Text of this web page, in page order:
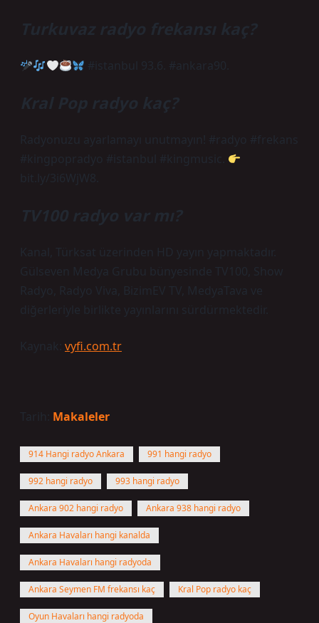
Turkuvaz radyo frekansı kaç?
#istanbul 93.6. #ankara90.
Kral Pop radyo kaç?
Radyonuzu ayarlamayı unutmayın! #radyo #frekans
#kingpopradyo #istanbul #kingmusic.
bit.ly/3i6WjW8.
TV100 radyo var mı?
Kanal, Türksat üzerinden HD yayın yapmaktadır.
Gülseven Medya Grubu bünyesinde TV100, Show
Radyo, Radyo Viva, BizimEV TV, MedyaTava ve
diğerleriyle birlikte yayınlarını sürdürmektedir.
Kaynak: vyfi.com.tr
Tarih: Makaleler
914 Hangi radyo Ankara 991 hangi radyo
992 hangi radyo 993 hangi radyo
Ankara 902 hangi radyo Ankara 938 hangi radyo
Ankara Havaları hangi kanalda
Ankara Havaları hangi radyoda
Ankara Seymen FM frekansı kaç Kral Pop radyo kaç
Oyun Havaları hangi radyoda